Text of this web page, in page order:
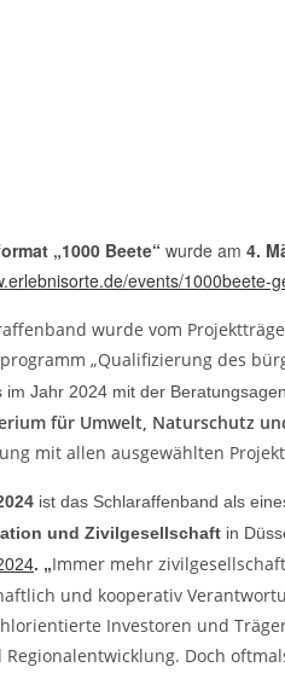
„1000 Beete“ wurde am 4.
events/
wurde vom
„Qualifizierung des
im Jahr 2024 mit der
für Umwelt, Naturschutz
mit allen ausgewählten
ist das Schlaraffenband als
und Zivilgesellschaft in
. „Immer mehr
und kooperativ
Investoren und
Regionalentwicklung. Doch